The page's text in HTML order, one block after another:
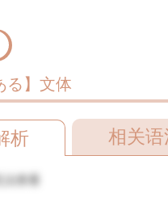
る】文体
析 相关语